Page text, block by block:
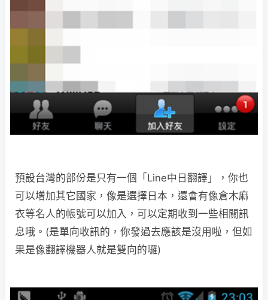
預設台灣的部份是只有一個「Line中日翻譯」，你也
可以增加其它國家，像是選擇日本，還會有像倉木麻
衣等名人的帳號可以加入，可以定期收到一些相關訊
息哦。(是單向收訊的，你發過去應該是沒用啦，但如
果是像翻譯機器人就是雙向的囉)